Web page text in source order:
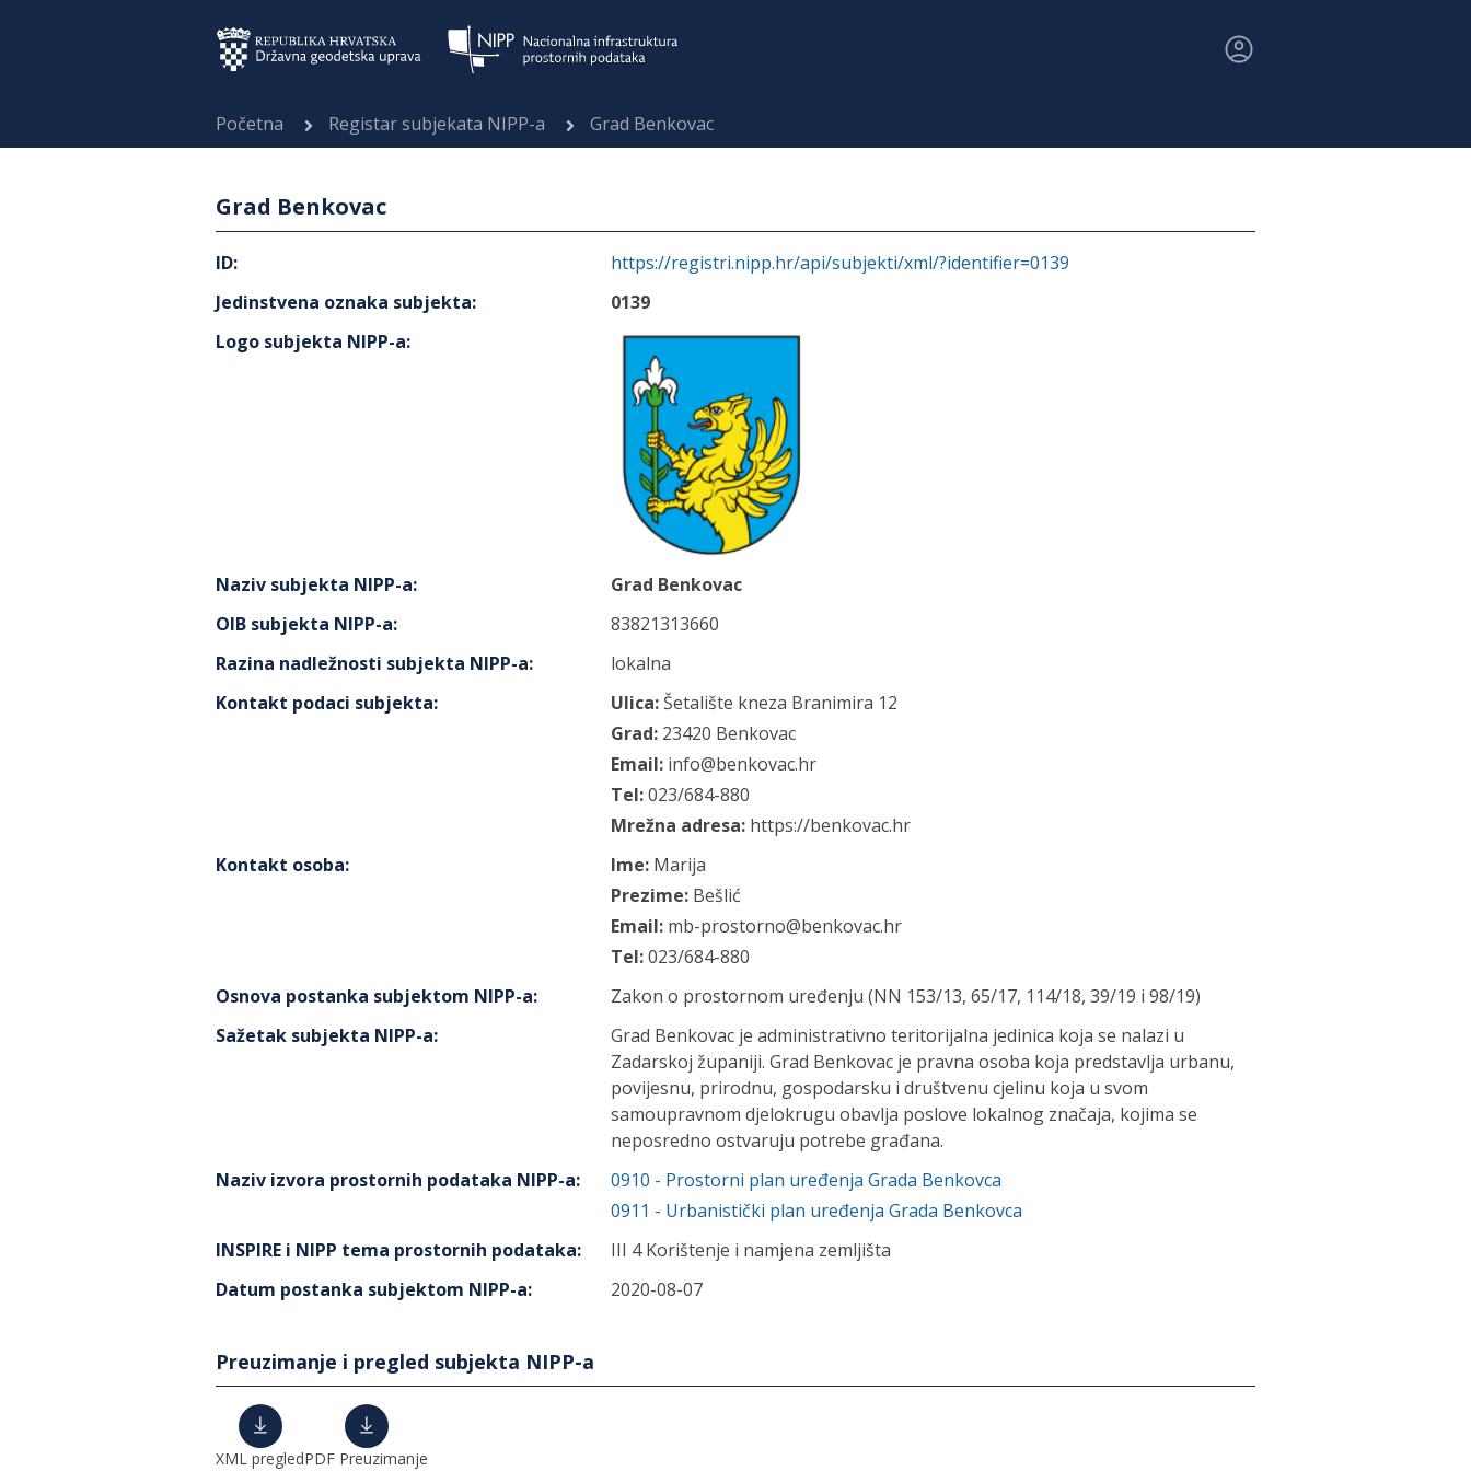
Početna Registar subjekata NIPP-a Grad Benkovac
Grad Benkovac
ID:
https://registri.nipp.hr/api/subjekti/xml/?identifier=0139
Jedinstvena oznaka subjekta:
0139
Logo subjekta NIPP-a:
Naziv subjekta NIPP-a:
Grad Benkovac
OIB subjekta NIPP-a:
83821313660
Razina nadležnosti subjekta NIPP-a:
lokalna
Kontakt podaci subjekta: Ulica: Šetalište kneza Branimira 12
Grad: 23420 Benkovac
Email: info@benkovac.hr
Tel:023/684-880
Mrežna adresa: https://benkovac.hr
Kontakt osoba: Ime: Marija
Prezime: Bešlić
Email: mb-prostorno@benkovac.hr
Tel:023/684-880
Osnova postanka subjektom NIPP-a:
Zakon o prostornom uređenju (NN 153/13, 65/17, 114/18, 39/19 i 98/19)
Sažetak subjekta NIPP-a:
Grad Benkovac je administrativno teritorijalna jedinica koja se nalazi u
Zadarskoj županiji. Grad Benkovac je pravna osoba koja predstavlja urbanu,
povijesnu, prirodnu, gospodarsku i društvenu cjelinu koja u svom
samoupravnom djelokrugu obavlja poslove lokalnog značaja, kojima se
neposredno ostvaruju potrebe građana.
Naziv izvora prostornih podataka NIPP-a: 0910 - Prostorni plan uređenja Grada Benkovca
0911 - Urbanistički plan uređenja Grada Benkovca
INSPIRE i NIPP tema prostornih podataka:
III 4 Korištenje i namjena zemljišta
Datum postanka subjektom NIPP-a: 2020-08-07
Preuzimanje i pregled subjekta NIPP-a
XML pregledPDF Preuzimanje